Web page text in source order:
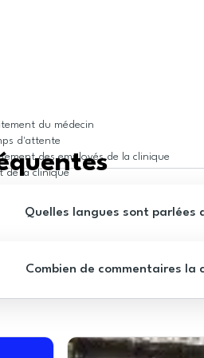
du médecin
d'attente
des employés de la clinique
de la clinique
Quelles langues sont parlées
Combien de commentaires la